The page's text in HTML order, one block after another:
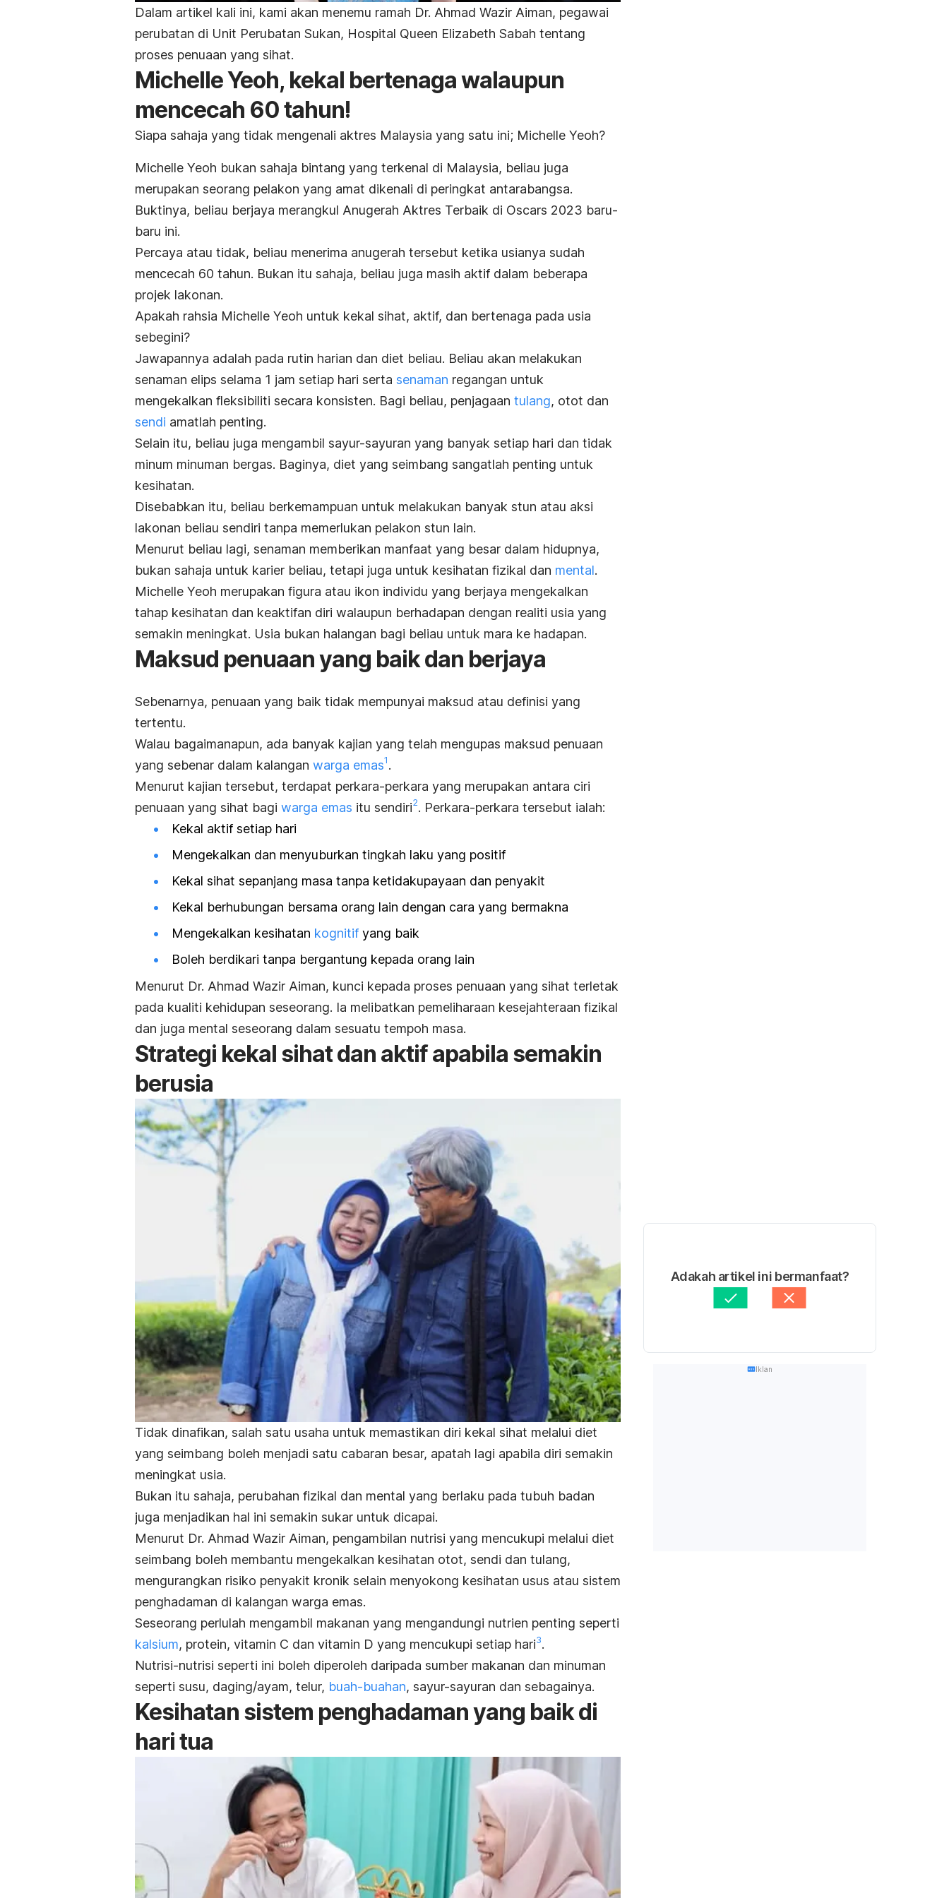
Dalam artikel kali ini, kami akan menemu ramah Dr. Ahmad Wazir Aiman, pegawai
perubatan di Unit Perubatan Sukan, Hospital Queen Elizabeth Sabah tentang
proses penuaan yang sihat.
Michelle Yeoh, kekal bertenaga walaupun
mencecah 60 tahun!
Siapa sahaja yang tidak mengenali aktres Malaysia yang satu ini; Michelle Yeoh?
Michelle Yeoh bukan sahaja bintang yang terkenal di Malaysia, beliau juga
merupakan seorang pelakon yang amat dikenali di peringkat antarabangsa.
Buktinya, beliau berjaya merangkul Anugerah Aktres Terbaik di Oscars 2023 baru-
baru ini.
Percaya atau tidak, beliau menerima anugerah tersebut ketika usianya sudah
mencecah 60 tahun. Bukan itu sahaja, beliau juga masih aktif dalam beberapa
projek lakonan.
Apakah rahsia Michelle Yeoh untuk kekal sihat, aktif, dan bertenaga pada usia
sebegini?
Jawapannya adalah pada rutin harian dan diet beliau. Beliau akan melakukan
senaman elips selama 1 jam setiap hari serta senaman regangan untuk
mengekalkan fleksibiliti secara konsisten. Bagi beliau, penjagaan tulang, otot dan
sendi amatlah penting.
Selain itu, beliau juga mengambil sayur-sayuran yang banyak setiap hari dan tidak
minum minuman bergas. Baginya, diet yang seimbang sangatlah penting untuk
kesihatan.
Disebabkan itu, beliau berkemampuan untuk melakukan banyak stun atau aksi
lakonan beliau sendiri tanpa memerlukan pelakon stun lain.
Menurut beliau lagi, senaman memberikan manfaat yang besar dalam hidupnya,
bukan sahaja untuk karier beliau, tetapi juga untuk kesihatan fizikal dan mental.
Michelle Yeoh merupakan figura atau ikon individu yang berjaya mengekalkan
tahap kesihatan dan keaktifan diri walaupun berhadapan dengan realiti usia yang
semakin meningkat. Usia bukan halangan bagi beliau untuk mara ke hadapan.
Maksud penuaan yang baik dan berjaya
Sebenarnya, penuaan yang baik tidak mempunyai maksud atau definisi yang
tertentu.
Walau bagaimanapun, ada banyak kajian yang telah mengupas maksud penuaan
yang sebenar dalam kalangan warga emas1 .
Menurut kajian tersebut, terdapat perkara-perkara yang merupakan antara ciri
penuaan yang sihat bagi warga emas itu sendiri2. Perkara-perkara tersebut ialah:
Kekal aktif setiap hari
Mengekalkan dan menyuburkan tingkah laku yang positif
Kekal sihat sepanjang masa tanpa ketidakupayaan dan penyakit
Kekal berhubungan bersama orang lain dengan cara yang bermakna
Mengekalkan kesihatan kognitif yang baik
Boleh berdikari tanpa bergantung kepada orang lain
Menurut Dr. Ahmad Wazir Aiman, kunci kepada proses penuaan yang sihat terletak
pada kualiti kehidupan seseorang. Ia melibatkan pemeliharaan kesejahteraan fizikal
dan juga mental seseorang dalam sesuatu tempoh masa.
Strategi kekal sihat dan aktif apabila semakin
berusia
Tidak dinafikan, salah satu usaha untuk memastikan diri kekal sihat melalui diet
yang seimbang boleh menjadi satu cabaran besar, apatah lagi apabila diri semakin
meningkat usia.
Bukan itu sahaja, perubahan fizikal dan mental yang berlaku pada tubuh badan
juga menjadikan hal ini semakin sukar untuk dicapai.
Menurut Dr. Ahmad Wazir Aiman, pengambilan nutrisi yang mencukupi melalui diet
seimbang boleh membantu mengekalkan kesihatan otot, sendi dan tulang,
mengurangkan risiko penyakit kronik selain menyokong kesihatan usus atau sistem
penghadaman di kalangan warga emas.
Seseorang perlulah mengambil makanan yang mengandungi nutrien penting seperti
kalsium, protein, vitamin C dan vitamin D yang mencukupi setiap hari3.
Nutrisi-nutrisi seperti ini boleh diperoleh daripada sumber makanan dan minuman
seperti susu, daging/ayam, telur, buah-buahan, sayur-sayuran dan sebagainya.
Kesihatan sistem penghadaman yang baik di
hari tua
Adakah artikel ini bermanfaat?
Iklan